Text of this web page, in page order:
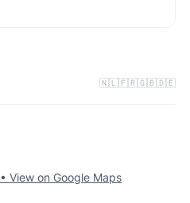
🇳🇱🇫🇷🇬🇧🇩🇪
•View on Google Maps